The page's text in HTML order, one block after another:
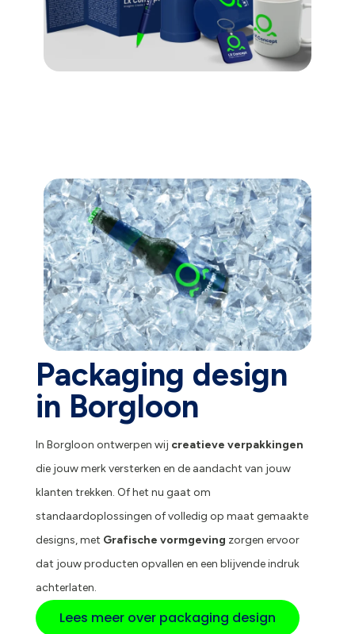
Packaging design
in Borgloon
In Borgloon ontwerpen wij creatieve verpakkingen
die jouw merk versterken en de aandacht van jouw
klanten trekken. Of het nu gaat om
standaardoplossingen of volledig op maat gemaakte
designs, met Grafische vormgeving zorgen ervoor
dat jouw producten opvallen en een blijvende indruk
achterlaten.
Lees meer over packaging design